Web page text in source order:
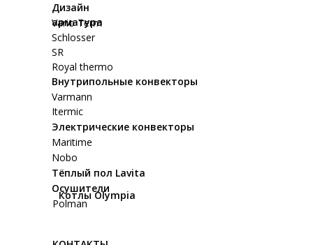
Дизайн
арматура
Vario Term
Schlosser
SR
Тёплый пол Lavita
Внутрипольные конвекторы
Электрические конвекторы
Varmann
Itermic
Осушители
Котлы Olympia
Polman
Maritime
Nobo
Royal thermo